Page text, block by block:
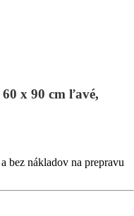
x 90 cm ľavé,
nákladov na prepravu